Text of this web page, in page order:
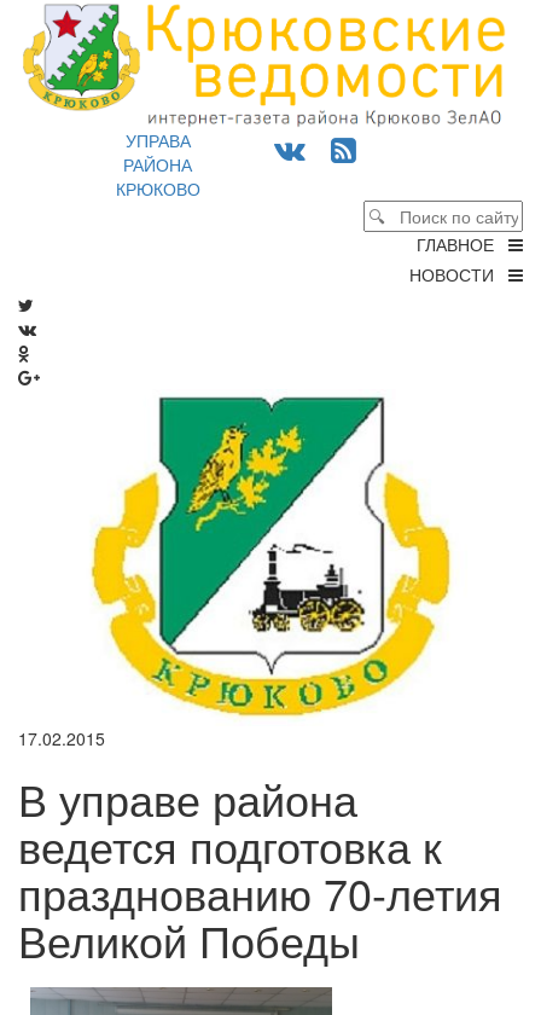
УПРАВА
РАЙОНА
КРЮКОВО
ГЛАВНОЕ
НОВОСТИ
17.02.2015
В управе района
ведется подготовка к
празднованию 70-летия
Великой Победы